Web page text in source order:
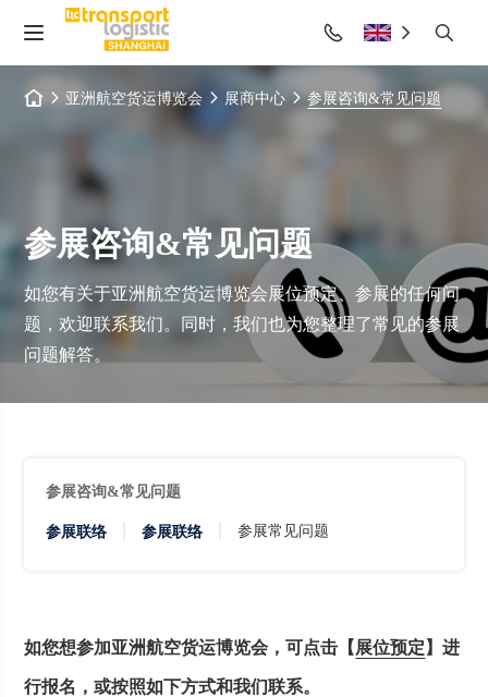
亚洲航空货运博览会 展商中心 参展咨询&常见问题
参展咨询&常见问题
如您有关于亚洲航空货运博览会展位预定、参展的任何问
题，欢迎联系我们。同时，我们也为您整理了常见的参展
问题解答。
参展咨询&常见问题
参展联络 参展联络 参展常见问题
如您想参加亚洲航空货运博览会，可点击【 展位预定 】进
行报名，或按照如下方式和我们联系。